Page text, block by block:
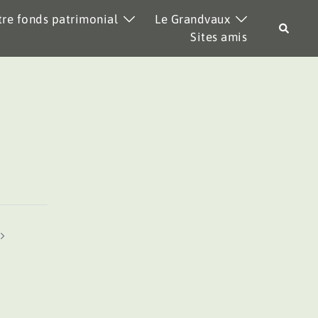
fonds patrimonial
Le Grandvaux
Sites amis